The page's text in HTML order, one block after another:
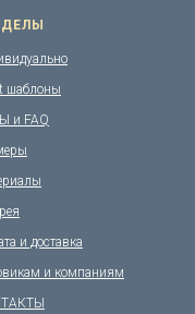
шаблоны
и FAQ
и доставка
и компаниям